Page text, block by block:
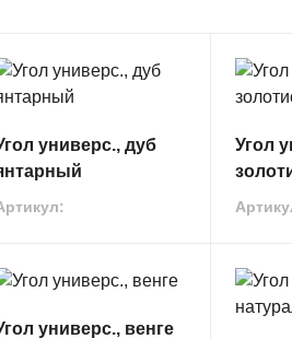
универс., дуб
Угол
универс., венге